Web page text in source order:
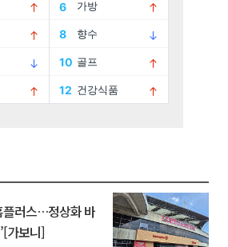
플러스…정상화 바
가보니]